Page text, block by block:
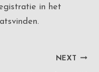
in het
NEXT